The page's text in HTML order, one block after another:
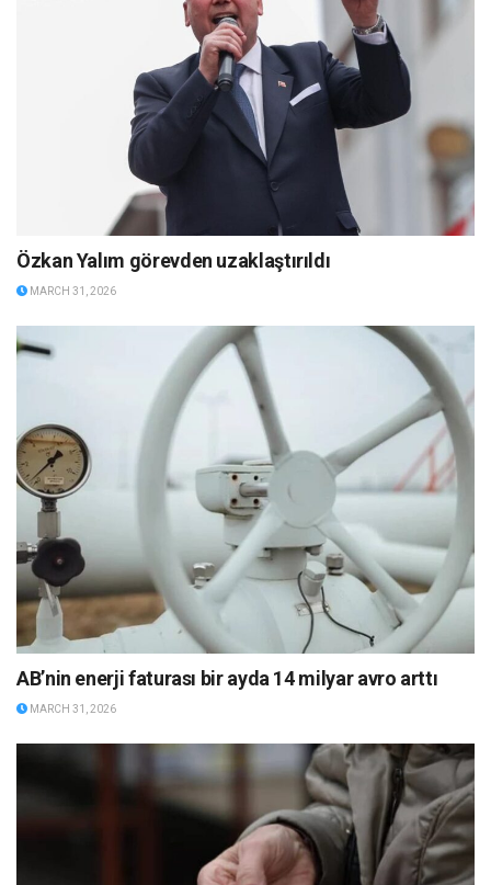
Özkan Yalım görevden uzaklaştırıldı
MARCH 31, 2026
AB’nin enerji faturası bir ayda 14 milyar avro arttı
MARCH 31, 2026